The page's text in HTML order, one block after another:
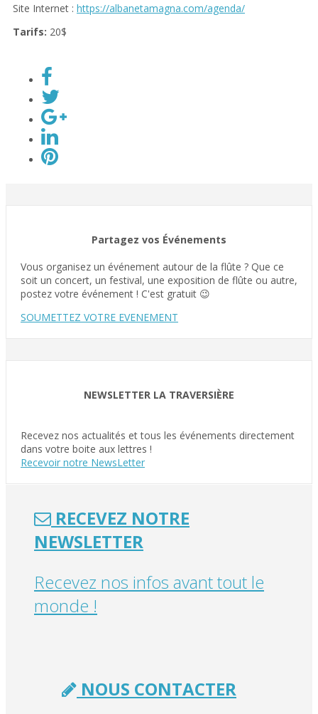
Site Internet : https://albanetamagna.com/agenda/
Tarifs: 20$
Partagez vos Événements
Vous organisez un événement autour de la flûte ? Que ce
soit un concert, un festival, une exposition de flûte ou autre,
postez votre événement ! C'est gratuit 😉
SOUMETTEZ VOTRE EVENEMENT
NEWSLETTER LA TRAVERSIÈRE
Recevez nos actualités et tous les événements directement
dans votre boite aux lettres !
Recevoir notre NewsLetter
RECEVEZ NOTRE
NEWSLETTER
Recevez nos infos avant tout le
monde !
NOUS CONTACTER